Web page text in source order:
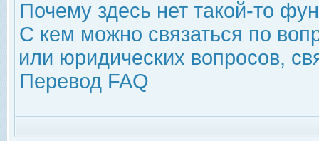
Почему здесь нет такой-то
С кем можно связаться по
или юридических вопросов,
Перевод FAQ